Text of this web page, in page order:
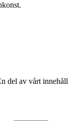
del av vårt innehåll